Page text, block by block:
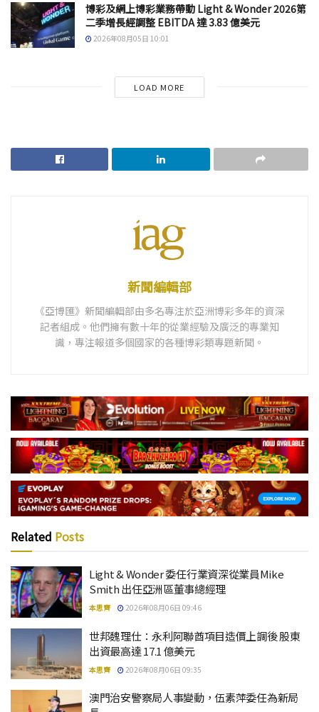
博彩及網上博彩業務帶動 Light & Wonder 2026第
二季增長經調整 EBITDA 達 3.83 億美元
2026年08月05日 10:01
LOAD MORE
新聞編輯部
《亞博匯》新聞編輯部由多名專注於亞洲博彩多年的資深
記者組成。他們擁有數十年的從業經驗及廣泛的專業知
識，專注報道多個國家的各種博彩類專題新聞。
Related Posts
Light & Wonder 委任行業資深從業員Mike
Smith 出任亞洲區董事總經理
本思齊 2026年08月06日 09:46
世邦魏理仕：永利阿聯酋項目造價上調後 股東
出資最高達 17.1 億美元
本思齊 2026年08月06日 09:35
澳門治安警察局人事變動，伍素萍委任為新局